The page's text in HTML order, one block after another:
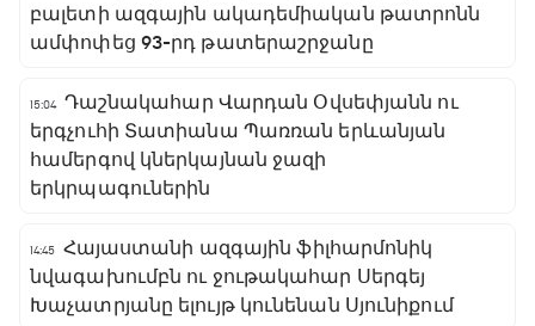
բալետի ազգային ակադեմիական թատրոնն
ամփոփեց 93-րդ թատերաշրջանը
15:04 Դաշնակահար Վարդան Օվսեփյանն ու
երգչուհի Տատիանա Պառռան երևանյան
համերգով կներկայնան ջազի
երկրպագուներին
14:45 Հայաստանի ազգային ֆիլհարմոնիկ
նվագախումբն ու ջութակահար Սերգեյ
Խաչատրյանը ելույթ կունենան Սյունիքում